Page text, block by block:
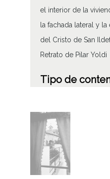
el interior de la
la fachada lateral y
del Cristo de San
Retrato de Pilar Yoldi
Tipo de
Tipo de imagen:
Plata;
C;